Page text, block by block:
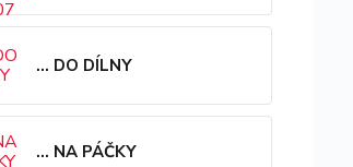
... DO DÍLNY
... NA PÁČKY